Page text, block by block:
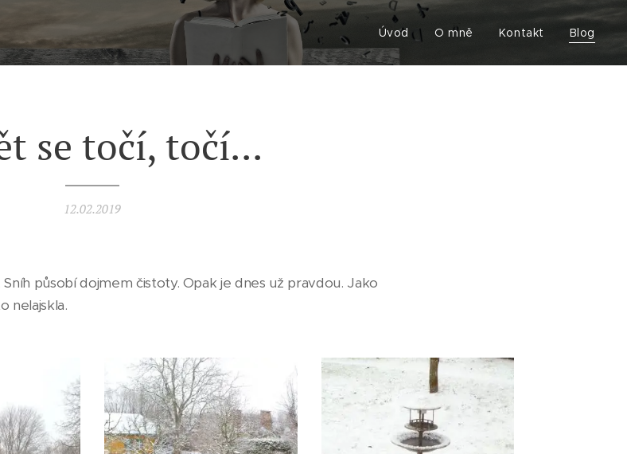
Úvod O mně Kontakt Blog
se točí, točí...
12.02.2019
působí dojmem čistoty. Opak je dnes už pravdou. Jako
nelajskla.